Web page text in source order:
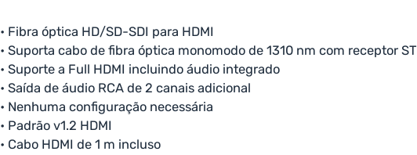
• Fibra óptica HD/SD-SDI para HDMI
• Suporta cabo de fibra óptica monomodo de 1310 nm com receptor ST
• Suporte a Full HDMI incluindo áudio integrado
• Saída de áudio RCA de 2 canais adicional
• Nenhuma configuração necessária
• Padrão v1.2 HDMI
• Cabo HDMI de 1 m incluso